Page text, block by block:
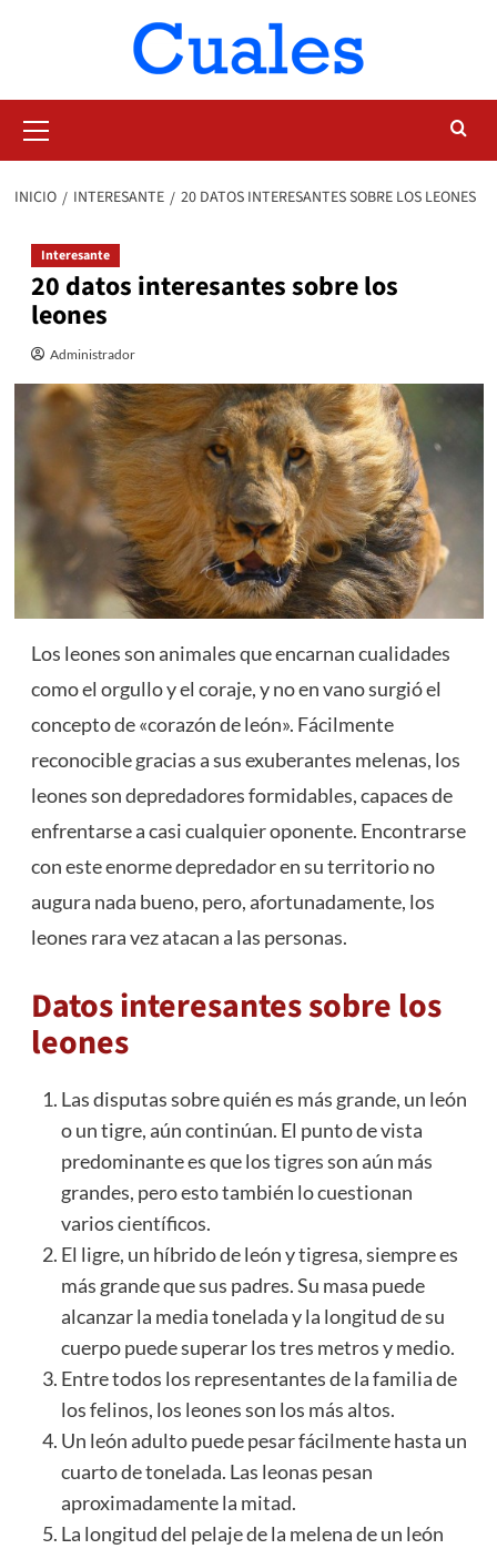
primario
INICIO INTERESANTE 20 DATOS INTERESANTES SOBRE LOS LEONES
Interesante
20 datos interesantes sobre los
leones
Administrador
Los leones son animales que encarnan cualidades
como el orgullo y el coraje, y no en vano surgió el
concepto de «corazón de león». Fácilmente
reconocible gracias a sus exuberantes melenas, los
leones son depredadores formidables, capaces de
enfrentarse a casi cualquier oponente. Encontrarse
con este enorme depredador en su territorio no
augura nada bueno, pero, afortunadamente, los
leones rara vez atacan a las personas.
Datos interesantes sobre los
leones
Las disputas sobre quién es más grande, un león
o un tigre, aún continúan. El punto de vista
predominante es que lostigresson aún más
grandes, pero esto también lo cuestionan
varios científicos.
El ligre, un híbrido de león y tigresa, siempre es
más grande que sus padres. Su masa puede
alcanzar la media tonelada y la longitud de su
cuerpo puede superar los tres metros y medio.
Entre todos los representantes de la familia de
los felinos, los leones son los más altos.
Un león adulto puede pesar fácilmente hasta un
cuarto de tonelada. Las leonas pesan
aproximadamente la mitad.
La longitud del pelaje de la melena de un león